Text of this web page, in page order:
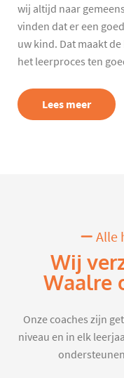
wij altijd naar
vinden dat er een
uw kind. Dat maakt
het leerproces ten
Lees meer
Alle
Wij
Waalre
Onze coaches zijn
niveau en in elk